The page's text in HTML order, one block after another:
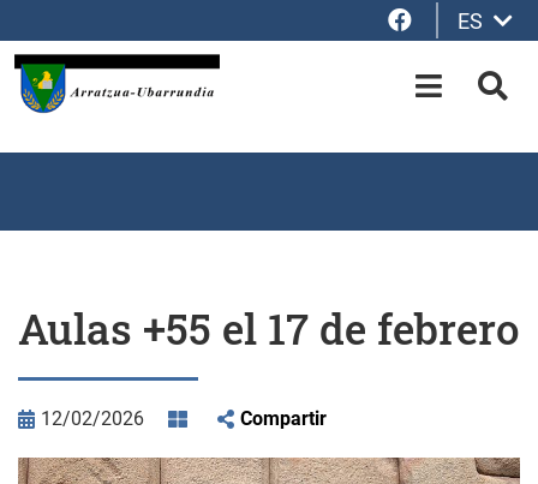
Facebook
ES
OPEN-
Aulas +55 el 17 de febrero
12/02/2026 Compartir